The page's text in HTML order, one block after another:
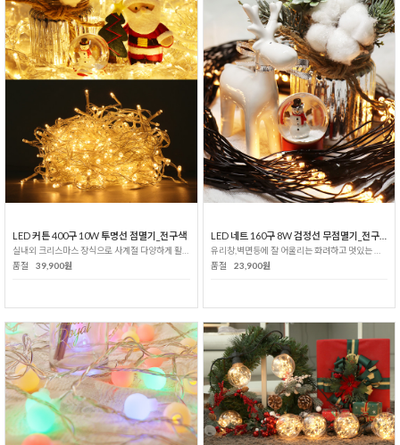
LED 커튼 400구 10W 투명선 점멸기_전구색
품절
39,900원
LED 네트 160구 8W 검정선 무점멸기_전구색
품절
23,900원